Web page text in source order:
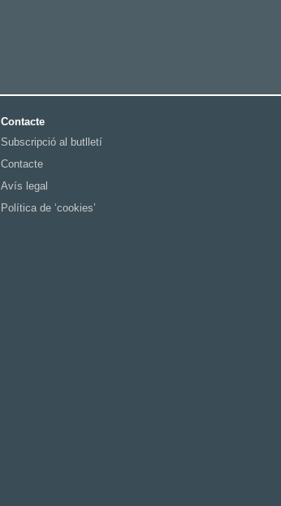
Contacte
Subscripció al butlletí
Contacte
Avís legal
Política de ‘cookies’